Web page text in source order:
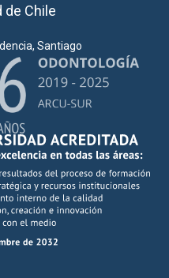
de Chile
Santiago